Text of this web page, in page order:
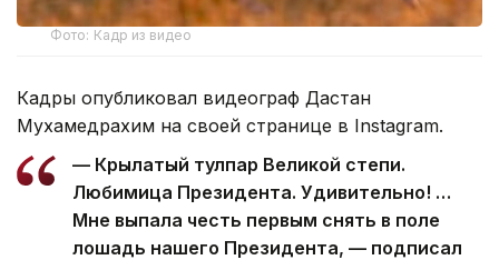
Фото: Кадр из видео
Кадры опубликовал видеограф Дастан
Мухамедрахим на своей странице в Instagram.
— Крылатый тулпар Великой степи.
Любимица Президента. Удивительно! …
Мне выпала честь первым снять в поле
лошадь нашего Президента, — подписал